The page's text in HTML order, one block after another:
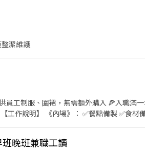
潔維護
員工制服、圍裙，無需額外購入 🍕入職滿
晚班兼職工讀